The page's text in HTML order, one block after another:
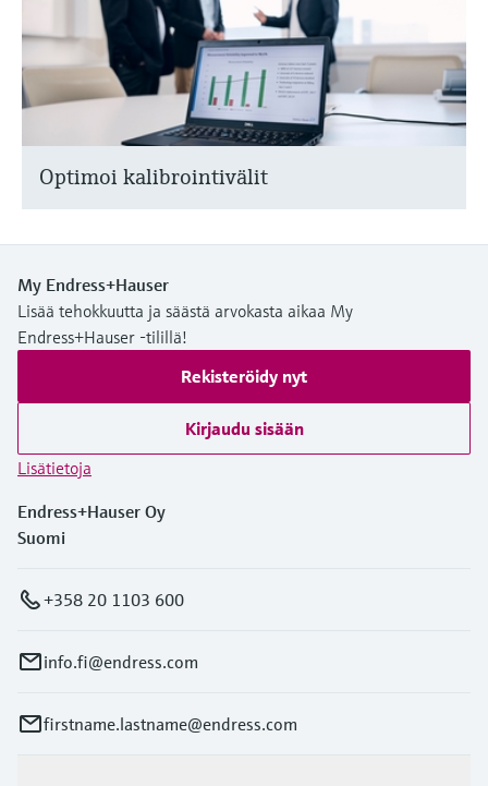
Optimoi kalibrointivälit
My Endress+Hauser
Lisää tehokkuutta ja säästä arvokasta aikaa My
Endress+Hauser -tilillä!
Rekisteröidy nyt
Kirjaudu sisään
Lisätietoja
Endress+Hauser Oy
Suomi
+358 20 1103 600
info.fi@endress.com
firstname.lastname@endress.com